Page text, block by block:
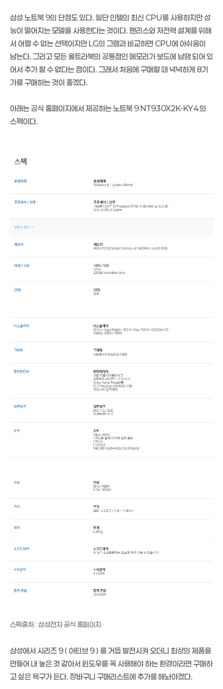
삼성 노트북 9의 단점도 있다. 일단 인텔의 최신 CPU를 사용하지만 성
능이 떨어지는 모델을 사용한다는 것이다. 팬리스와 저전력 설계를 위해
서 어쩔 수 없는 선택이지만 LG의 그램과 비교하면 CPU에 아쉬움이
남는다. 그리고 모든 울트라북의 공통점인 메모리가 보드에 납땜 되어 있
어서 추가 할 수 없다는 점이다. 그래서 처음에 구매할 때 넉넉하게 8기
가를 구매하는 것이 좋겠다.
아래는 공식 홈페이지에서 제공하는 노트북 9 NT930X2K-KY4 의
스펙이다.
스펙출처 : 삼성전자 공식 홈페이지
삼성에서 시리즈 9 ( 아티브 9 ) 를 거듭 발전시켜 오더니 최상의 제품을
만들어 내 놓은 것 같아서 윈도우를 꼭 사용해야 하는 환경이라면 구매하
고 싶은 욕구가 든다. 장바구니 구매리스트에 추가를 해놔야겠다.